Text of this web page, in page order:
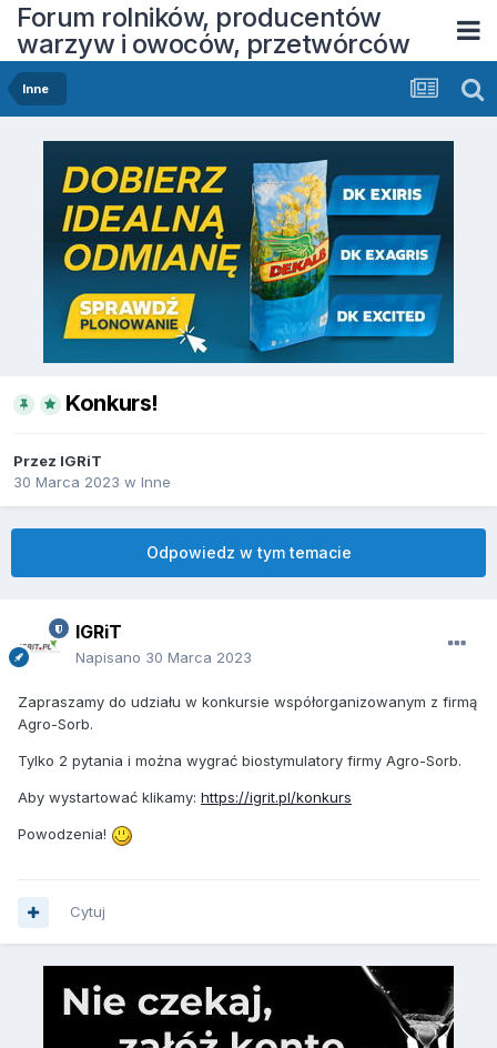
Forum rolników, producentów
warzyw i owoców, przetwórców
Inne
Konkurs!
Przez IGRiT
30 Marca 2023 w Inne
Odpowiedz w tym temacie
IGRiT
Napisano 30 Marca 2023
Zapraszamy do udziału w konkursie współorganizowanym z firmą
Agro-Sorb.
Tylko 2 pytania i można wygrać biostymulatory firmy Agro-Sorb.
Aby wystartować klikamy: https://igrit.pl/konkurs
Powodzenia!
Cytuj